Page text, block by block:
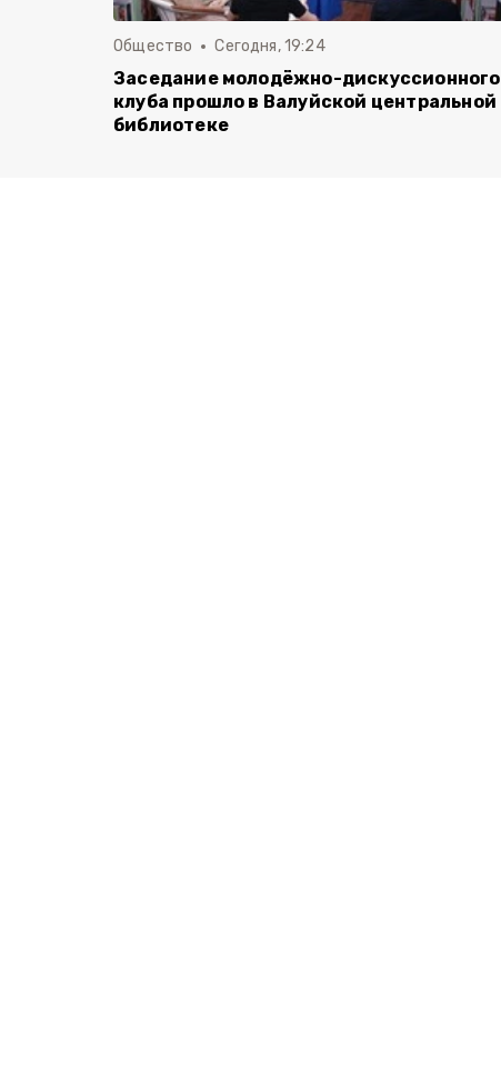
Общество Сегодня, 19:24
Заседание молодёжно-дискуссионного
клуба прошло в Валуйской центральной
библиотеке